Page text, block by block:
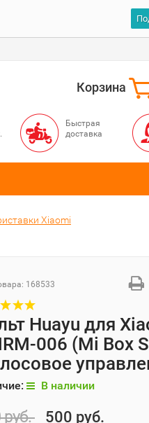
Корзина
Быстрая
доставка
Xiaomi
168533
Huayu для
006 (Mi Box
В наличии
руб. 500 руб.